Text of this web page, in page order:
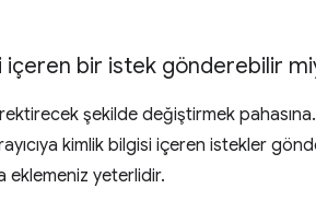
içeren bir istek gönderebilir
şekilde değiştirmek pahasına.
kimlik bilgisi içeren istekler
eklemeniz yeterlidir.